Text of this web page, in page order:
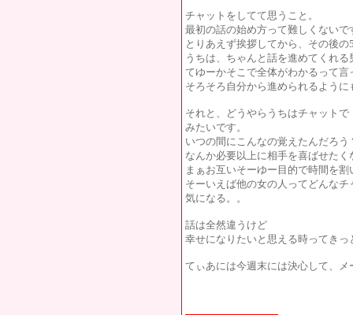
チャットをしてて思うこと。
最初の話の始め方って難しくないで
とりあえず挨拶してから、その後の
うちは、ちゃんと話を進めてくれ
てゆーかそこで全体がわかるって
そろそろ自分から進められるよう
それと、どうやらうちはチャット
みたいです。
いつの間にこんなの覚えたんだろう
なんか必要以上に相手を喜ばせた
まぁお互いそーゆー目的で時間を
そーいえば他の女の人ってどんな
気になる。。
話は全然違うけど
幸せになりたいと思える時ってき
てぃあには今週末には決心して、メ